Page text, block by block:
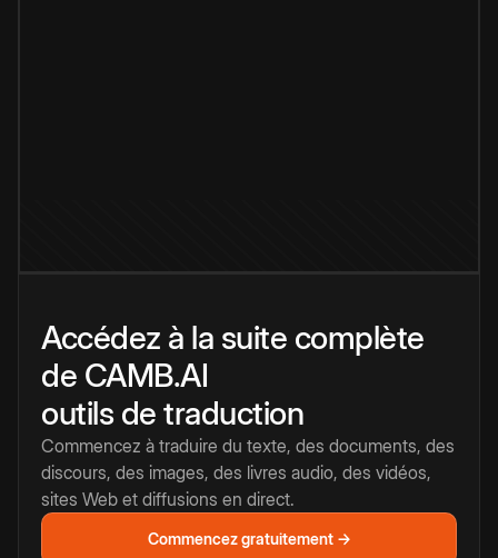
Accédez à la suite complète
de CAMB.AI
outils de traduction
Commencez à traduire du texte, des documents, des
discours, des images, des livres audio, des vidéos,
sites Web et diffusions en direct.
Commencez gratuitement →